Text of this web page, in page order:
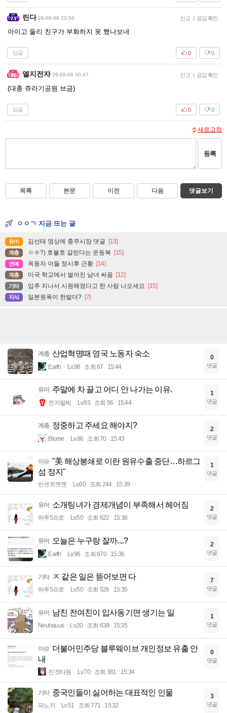
린다 26-06-08 23:50 신고 | 공감 확인
아이고 둘리 친구가 부화하지 못 했나보네
답글 0
0
엘지전자 26-06-09 00:47 신고 | 공감 확인
(대충 쥬라기공원 브금)
답글 0
0
새로고침
등록
목록 본문 이전 다음 댓글보기
ㅇㅇㄱ 지금 뜨는 글
유머 김선태 영상에 충주시장 댓글 [13]
계층 ㅇㅎ?) 호불호 갈린다는 운동복 [15]
연예 옥동자 아들 정시후 근황 [14]
계층 미국 학교에서 벌어진 남녀 싸움 [12]
기타 입추 지나서 시원해졌다고 한 사람 나오세요 [15]
지식 일본원폭이 한발더? [7]
계층 산업혁명때 영국 노동자 숙소
Earth Lv.96 조회 67 15:44
0
댓글
유머 주말에 차 끌고 어디 안 나가는 이유.
전자팔찌 Lv.93 조회 56 15:44
1
댓글
계층 정중하고 주세요 해야지?
Blume Lv.86 조회 70 15:43
2
댓글
이슈 "美 해상봉쇄로 이란 원유수출 중단…하르그
섬 정지"
빈센트멧젠 Lv.60 조회 244 15:39
1
댓글
유머 소개팅녀가 경제개념이 부족해서 헤어짐
하루5프로 Lv.50 조회 622 15:38
2
댓글
유머 오늘은 누구랑 잘까....?
Earth Lv.96 조회 670 15:36
2
댓글
기타 ㅈ 같은 일은 뜯어보면 다
하루5프로 Lv.50 조회 526 15:35
7
댓글
유머 남친 전여친이 입사동기면 생기는 일
Neuhauus Lv.20 조회 639 15:35
1
댓글
이슈 더불어민주당 블루웨이브 개인정보 유출 안
내
진겟타원 Lv.70 조회 381 15:34
0
댓글
기타 중국인들이 싫어하는 대표적인 인물
파노키 Lv.51 조회 771 15:32
3
댓글